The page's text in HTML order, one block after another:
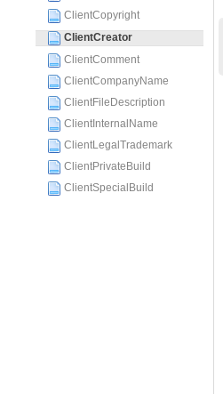
ClientCopyright
ClientCreator
ClientComment
ClientCompanyName
ClientFileDescription
ClientInternalName
ClientLegalTrademark
ClientPrivateBuild
ClientSpecialBuild